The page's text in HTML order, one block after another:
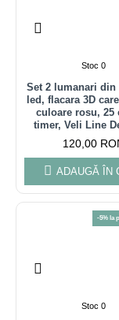
Stoc 0
Set 2 lumanari din
led, flacara 3D
culoare rosu, 25
timer, Veli Line
120,00
ADAUGĂ ÎN
-5% la
Stoc 0